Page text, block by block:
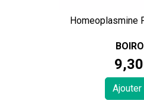
Homeoplasmine
9,30
Ajouter